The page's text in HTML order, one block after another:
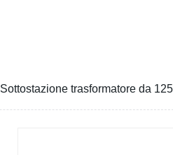
Sottostazione trasformatore da